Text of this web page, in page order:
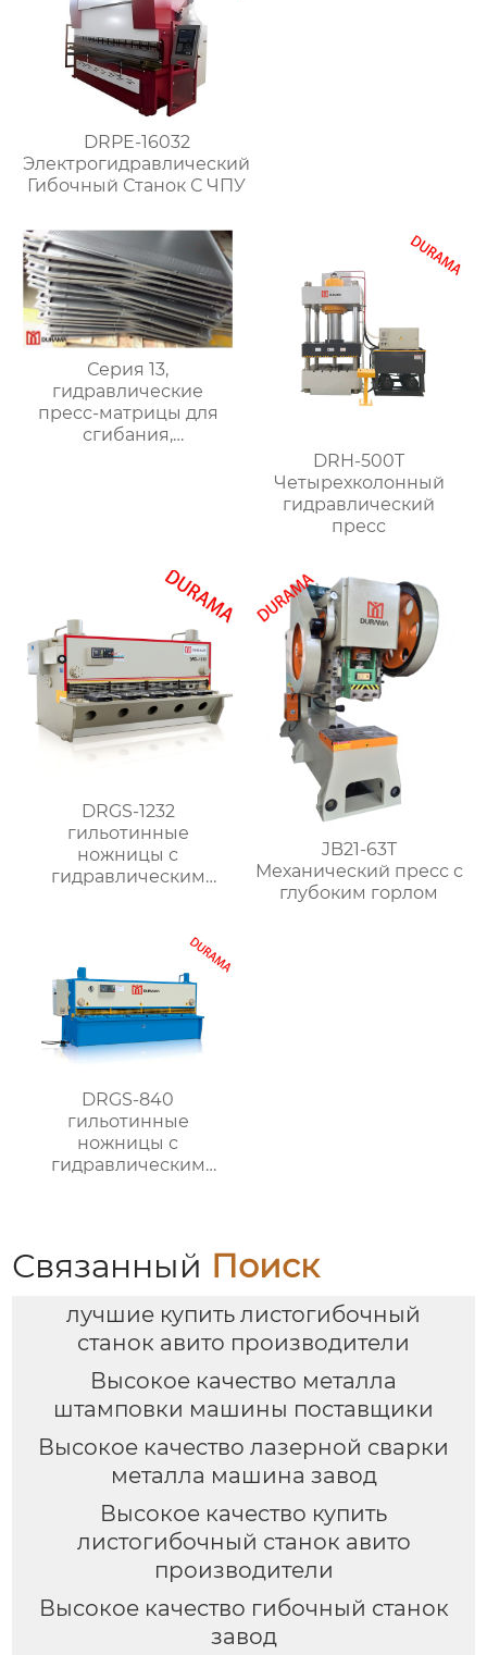
DRPE-16032
Электрогидравлический
Гибочный Станок С ЧПУ
Серия 13,
гидравлические
пресс-матрицы для
сгибания,
DRH-500T
Четырехколонный
гидравлический
пресс
DRGS-1232
гильотинные
ножницы с
гидравлическим
JB21-63T
Механический пресс с
глубоким горлом
DRGS-840
гильотинные
ножницы с
гидравлическим
Связанный Поиск
лучшие купить листогибочный
станок авито производители
Высокое качество металла
штамповки машины поставщики
Высокое качество лазерной сварки
металла машина завод
Высокое качество купить
листогибочный станок авито
производители
Высокое качество гибочный станок
завод